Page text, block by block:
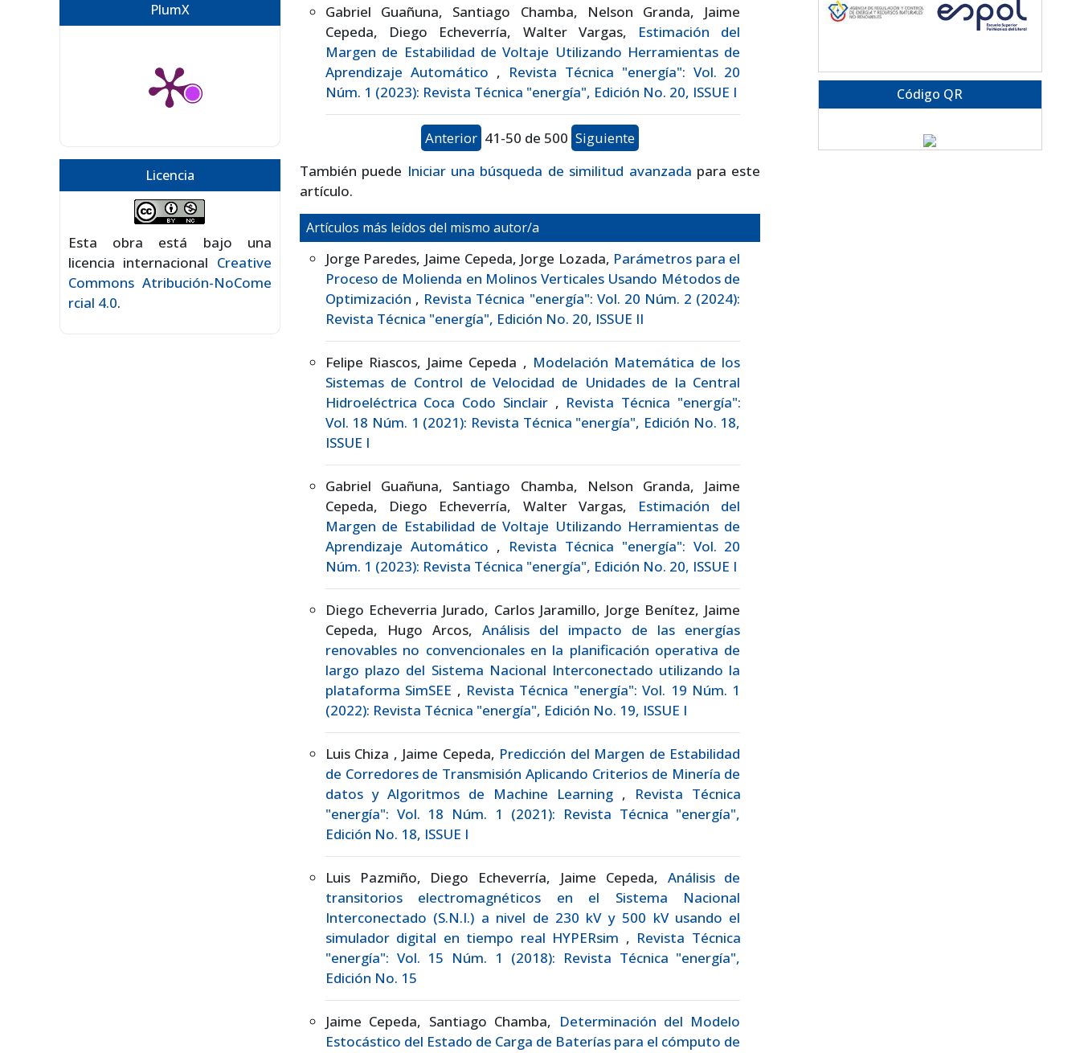
PlumX
Licencia
Esta obra está bajo una
licencia internacional Creative
Commons Atribución-NoCome
rcial 4.0.
Gabriel Guañuna, Santiago Chamba, Nelson Granda, Jaime
Cepeda, Diego Echeverría, Walter Vargas, Estimación del
Margen de Estabilidad de Voltaje Utilizando Herramientas de
Aprendizaje Automático , Revista Técnica "energía": Vol. 20
Núm. 1 (2023): Revista Técnica "energía", Edición No. 20, ISSUE I
Anterior 41-50 de 500 Siguiente
También puede Iniciar una búsqueda de similitud avanzada para este
artículo.
Artículos más leídos del mismo autor/a
Jorge Paredes, Jaime Cepeda, Jorge Lozada, Parámetros para el
Proceso de Molienda en Molinos Verticales Usando Métodos de
Optimización , Revista Técnica "energía": Vol. 20 Núm. 2 (2024):
Revista Técnica "energía", Edición No. 20, ISSUE II
Felipe Riascos, Jaime Cepeda , Modelación Matemática de los
Sistemas de Control de Velocidad de Unidades de la Central
Hidroeléctrica Coca Codo Sinclair , Revista Técnica "energía":
Vol. 18 Núm. 1 (2021): Revista Técnica "energía", Edición No. 18,
ISSUE I
Gabriel Guañuna, Santiago Chamba, Nelson Granda, Jaime
Cepeda, Diego Echeverría, Walter Vargas, Estimación del
Margen de Estabilidad de Voltaje Utilizando Herramientas de
Aprendizaje Automático , Revista Técnica "energía": Vol. 20
Núm. 1 (2023): Revista Técnica "energía", Edición No. 20, ISSUE I
Diego Echeverria Jurado, Carlos Jaramillo, Jorge Benítez, Jaime
Cepeda, Hugo Arcos,Análisis del impacto de las energías
renovables no convencionales en la planificación operativa de
largo plazo del Sistema Nacional Interconectado utilizando la
plataforma SimSEE , Revista Técnica "energía": Vol. 19 Núm. 1
(2022): Revista Técnica "energía", Edición No. 19, ISSUE I
Luis Chiza , Jaime Cepeda, Predicción del Margen de Estabilidad
de Corredores de Transmisión Aplicando Criterios de Minería de
datos y Algoritmos de Machine Learning ,
Revista Técnica
"energía": Vol. 18 Núm. 1 (2021): Revista Técnica "energía",
Edición No. 18, ISSUE I
Luis Pazmiño, Diego Echeverría, Jaime Cepeda, Análisis de
transitorios electromagnéticos en el Sistema Nacional
Interconectado (S.N.I.) a nivel de 230 kV y 500 kV usando el
simulador digital en tiempo real HYPERsim , Revista Técnica
"energía": Vol. 15 Núm. 1 (2018): Revista Técnica "energía",
Edición No. 15
Jaime Cepeda, Santiago Chamba, Determinación del Modelo
Estocástico del Estado de Carga de Baterías para el cómputo de
Código QR